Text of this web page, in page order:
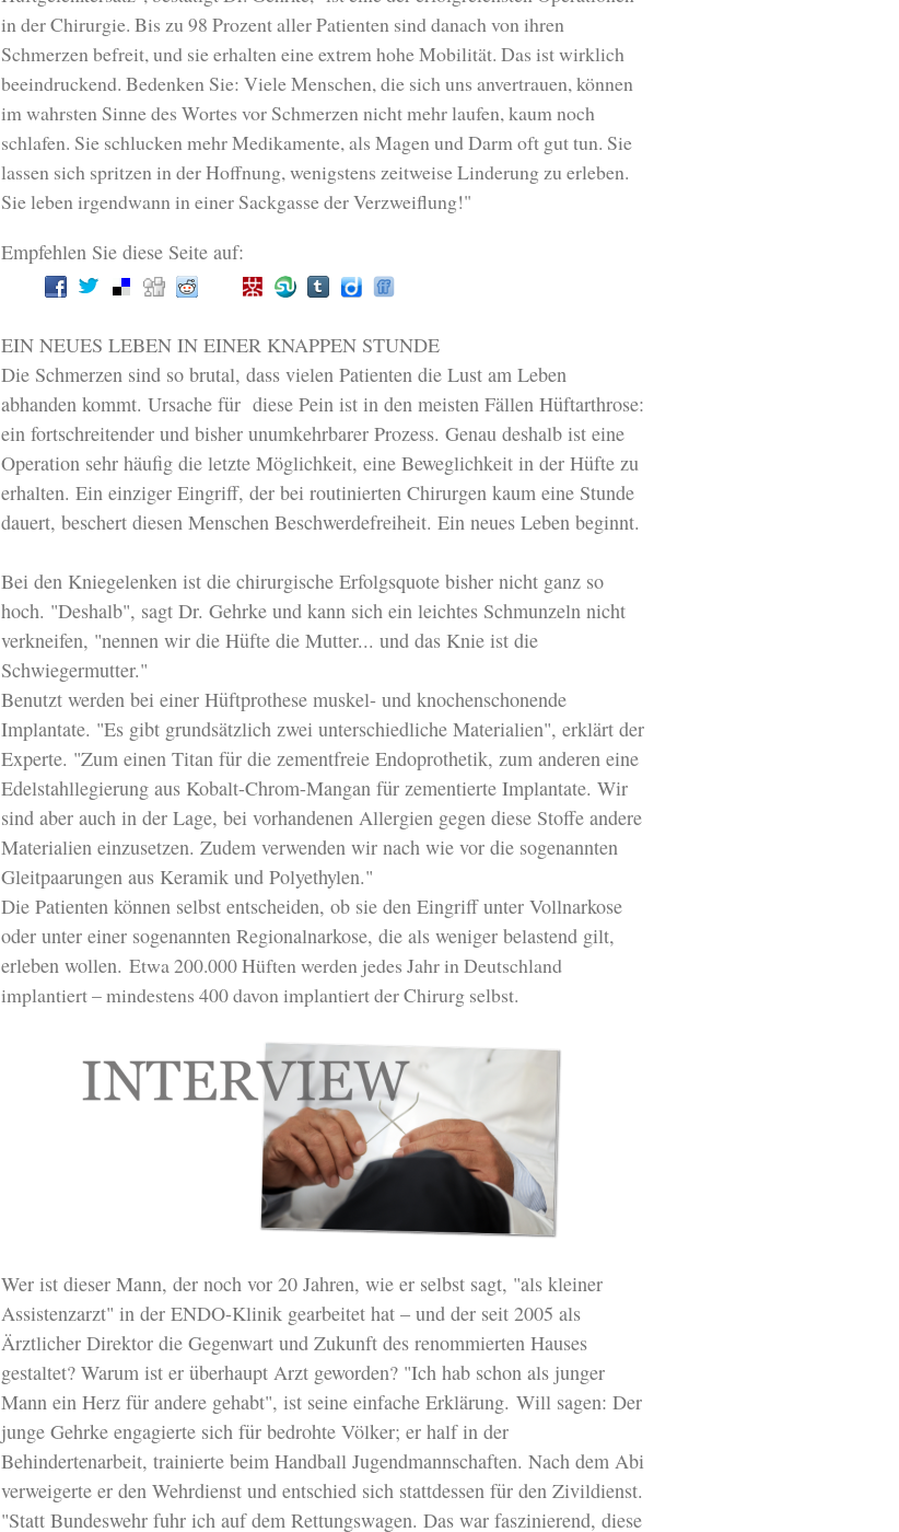
in der Chirurgie. Bis zu 98 Prozent aller Patienten sind danach von ihren
Schmerzen befreit, und sie erhalten eine extrem hohe Mobilität. Das ist wirklich
beeindruckend. Bedenken Sie: Viele Menschen, die sich uns anvertrauen, können
im wahrsten Sinne des Wortes vor Schmerzen nicht mehr laufen, kaum noch
schlafen. Sie schlucken mehr Medikamente, als Magen und Darm oft gut tun. Sie
lassen sich spritzen in der Hoffnung, wenigstens zeitweise Linderung zu erleben.
Sie leben irgendwann in einer Sackgasse der Verzweiflung!"
Empfehlen Sie diese Seite auf:
EIN NEUES LEBEN IN EINER KNAPPEN STUNDE
Die Schmerzen sind so brutal, dass vielen Patienten die Lust am Leben
abhanden kommt. Ursache für diese Pein ist in den meisten Fällen Hüftarthrose:
ein fortschreitender und bisher unumkehrbarer Prozess. Genau deshalb ist eine
Operation sehr häufig die letzte Möglichkeit, eine Beweglichkeit in der Hüfte zu
erhalten. Ein einziger Eingriff, der bei routinierten Chirurgen kaum eine Stunde
dauert, beschert diesen Menschen Beschwerdefreiheit. Ein neues Leben beginnt.
Bei den Kniegelenken ist die chirurgische Erfolgsquote bisher nicht ganz so
hoch. "Deshalb", sagt Dr. Gehrke und kann sich ein leichtes Schmunzeln nicht
verkneifen, "nennen wir die Hüfte die Mutter... und das Knie ist die
Schwiegermutter."
Benutzt werden bei einer Hüftprothese muskel- und knochenschonende
Implantate. "Es gibt grundsätzlich zwei unterschiedliche Materialien", erklärt der
Experte. "Zum einen Titan für die zementfreie Endoprothetik, zum anderen eine
Edelstahllegierung aus Kobalt-Chrom-Mangan für zementierte Implantate. Wir
sind aber auch in der Lage, bei vorhandenen Allergien gegen diese Stoffe andere
Materialien einzusetzen. Zudem verwenden wir nach wie vor die sogenannten
Gleitpaarungen aus Keramik und Polyethylen."
Die Patienten können selbst entscheiden, ob sie den Eingriff unter Vollnarkose
oder unter einer sogenannten Regionalnarkose, die als weniger belastend gilt,
erleben wollen. Etwa 200.000 Hüften werden jedes Jahr in Deutschland
implantiert – mindestens 400 davon implantiert der Chirurg selbst.
Wer ist dieser Mann, der noch vor 20 Jahren, wie er selbst sagt, "als kleiner
Assistenzarzt" in der ENDO-Klinik gearbeitet hat – und der seit 2005 als
Ärztlicher Direktor die Gegenwart und Zukunft des renommierten Hauses
gestaltet? Warum ist er überhaupt Arzt geworden? "Ich hab schon als junger
Mann ein Herz für andere gehabt", ist seine einfache Erklärung. Will sagen: Der
junge Gehrke engagierte sich für bedrohte Völker; er half in der
Behindertenarbeit, trainierte beim Handball Jugendmannschaften. Nach dem Abi
verweigerte er den Wehrdienst und entschied sich stattdessen für den Zivildienst.
"Statt Bundeswehr fuhr ich auf dem Rettungswagen. Das war faszinierend, diese